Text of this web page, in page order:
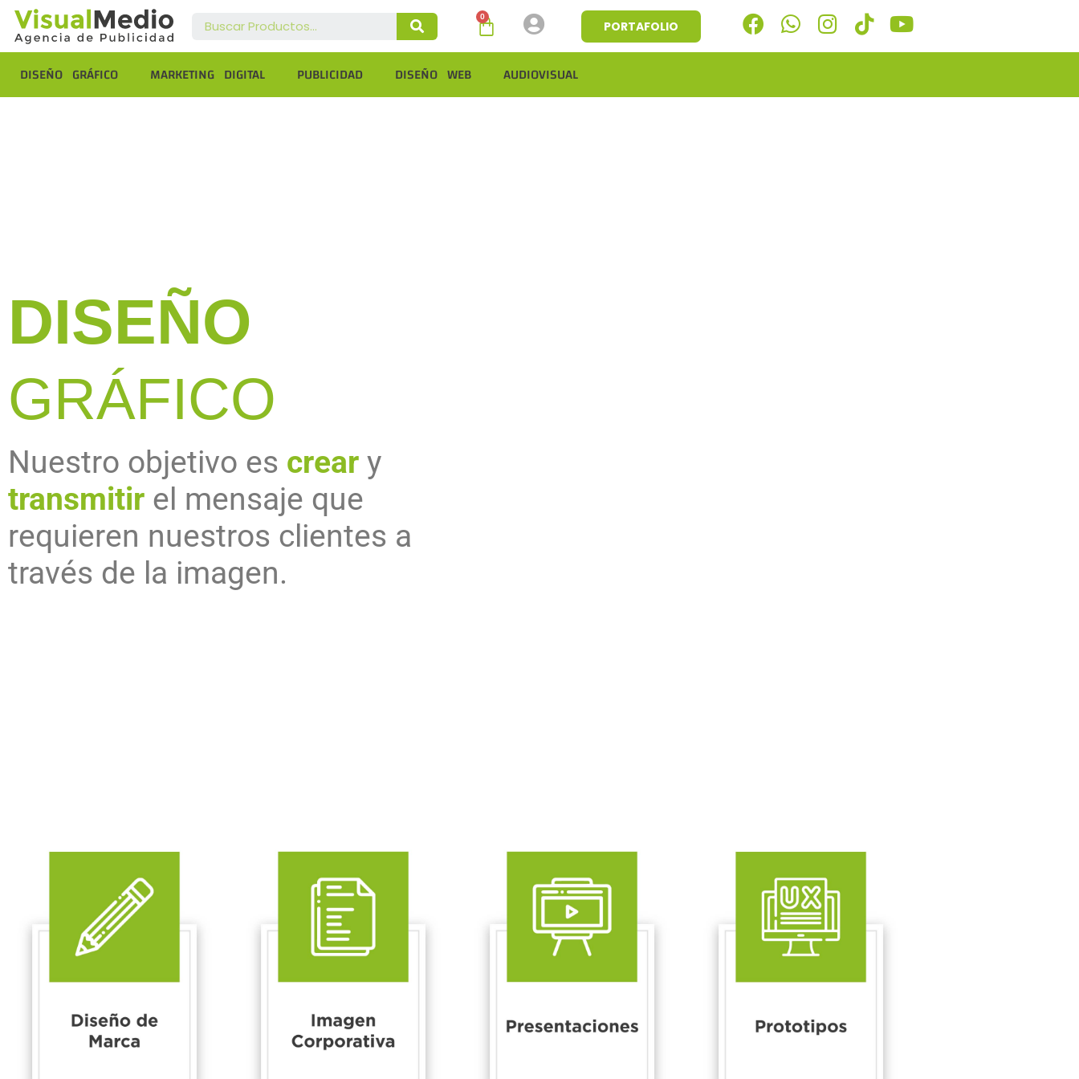
PORTAFOLIO
DISEÑO GRÁFICO MARKETING DIGITAL PUBLICIDAD DISEÑO WEB AUDIOVISUAL
DISEÑO
GRÁFICO
Nuestro objetivo es crear y
transmitir el mensaje que
requieren nuestros clientes a
través de la imagen.